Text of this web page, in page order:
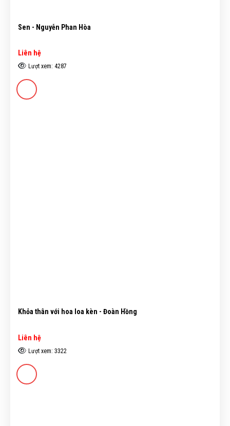
Sen - Nguyễn Phan Hòa
Liên hệ
Lượt xem: 4287
Khỏa thân với hoa loa kèn - Đoàn Hồng
Liên hệ
Lượt xem: 3322